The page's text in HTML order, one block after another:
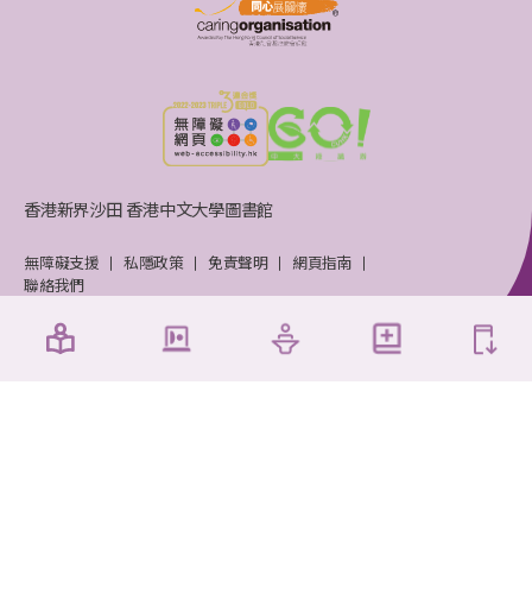
香港新界沙田 香港中文大學圖書館
無障礙支援 私隱政策 免責聲明
網頁指南
聯絡我們